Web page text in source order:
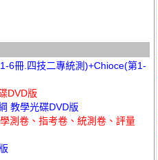
6冊.四技二專統測)+Chioce(第1-
DVD版
教學光碟DVD版
測卷、指考卷、統測卷、評量